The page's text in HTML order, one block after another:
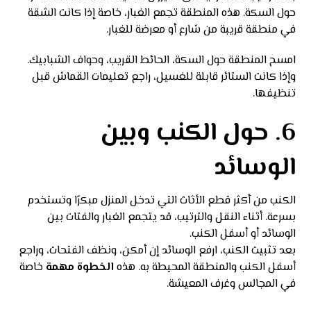
حول السكة. هذه المنطقة تجمع الغبار، خاصة إذا كانت الشقة
في منطقة قريبة من شارع أو معرضة للغبار.
امسح المنطقة حول السكة، الحائط القريب، وحواف الشبابيك.
وإذا كانت الستائر قابلة للغسيل، راجع تعليمات القماش قبل
تنظيفها.
6. حول الكنب وبين
الوسائد
الكنب من أكثر قطع الأثاث التي تدخل المنزل مبكرًا وتستخدم
بسرعة. أثناء النقل والترتيب، قد يتجمع الغبار والفتات بين
الوسائد أو أسفل الكنب.
بعد تثبيت الكنب، ارفع الوسائد إن أمكن، ونظف الفتحات، وراجع
أسفل الكنب والمنطقة المحيطة به. هذه الخطوة مهمة خاصة
في المجالس وغرف المعيشة.